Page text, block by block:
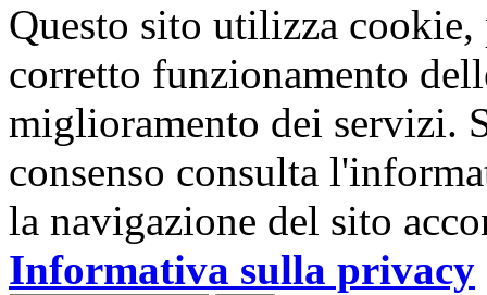
Questo sito utilizza
corretto funzionamento
miglioramento dei servizi.
consenso consulta
la navigazione del sito
Informativa sulla privacy